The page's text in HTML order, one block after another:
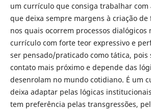
um currículo que consiga trabalhar com
que deixa sempre margens à criação de
nos quais ocorrem processos dialógicos
currículo com forte teor expressivo e
ser pensado/praticado como tática, pois
contato mais próximo e depende das
desenrolam no mundo cotidiano. É um
deixa adaptar pelas lógicas
tem preferência pelas transgressões,